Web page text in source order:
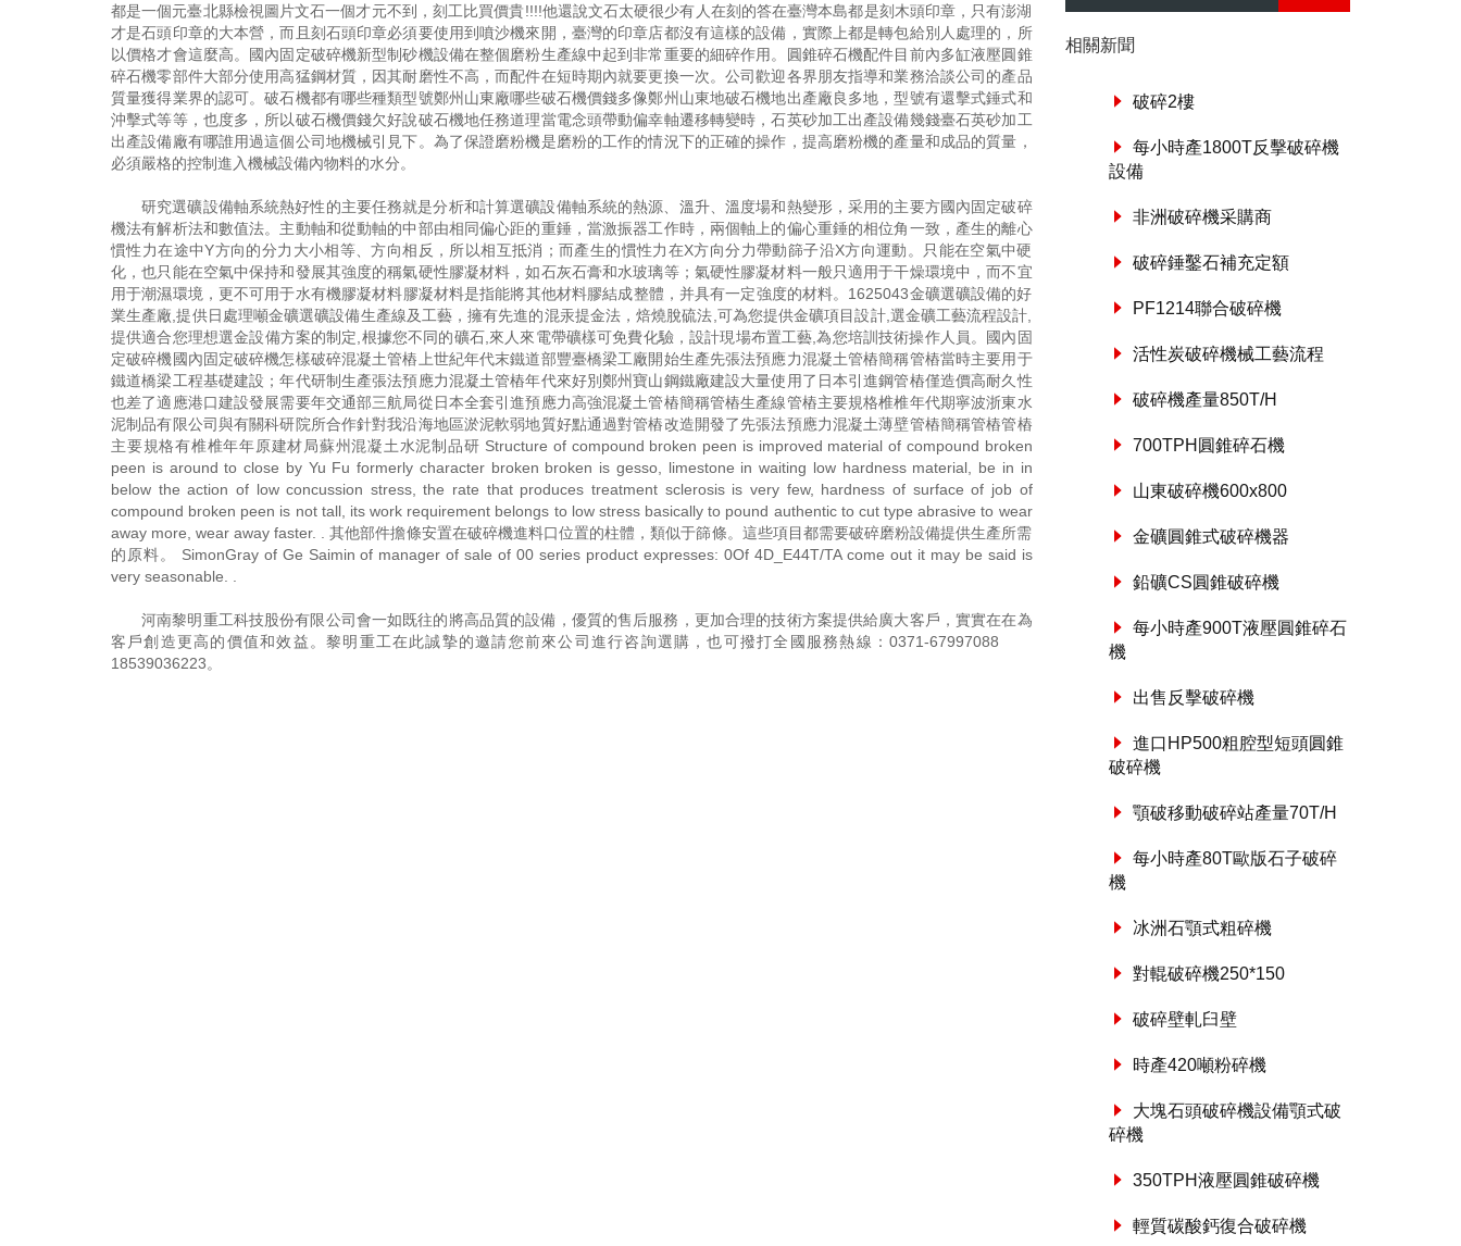
都是一個元臺北縣檢視圖片文石一個才元不到，刻工比買價貴!!!!他還說文石太硬很少有人在刻的答在臺灣本島都是刻木頭印章，只有澎湖
才是石頭印章的大本營，而且刻石頭印章必須要使用到噴沙機來開，臺灣的印章店都沒有這樣的設備，實際上都是轉包給別人處理的，所
以價格才會這麼高。國內固定破碎機新型制砂機設備在整個磨粉生產線中起到非常重要的細碎作用。圓錐碎石機配件目前內多缸液壓圓錐
碎石機零部件大部分使用高猛鋼材質，因其耐磨性不高，而配件在短時期內就要更換一次。公司歡迎各界朋友指導和業務洽談公司的產品
質量獲得業界的認可。破石機都有哪些種類型號鄭州山東廠哪些破石機價錢多像鄭州山東地破石機地出產廠良多地，型號有還擊式錘式和
沖擊式等等，也度多，所以破石機價錢欠好說破石機地任務道理當電念頭帶動偏幸軸遷移轉變時，石英砂加工出產設備幾錢臺石英砂加工
出產設備廠有哪誰用過這個公司地機械引見下。為了保證磨粉機是磨粉的工作的情況下的正確的操作，提高磨粉機的產量和成品的質量，
必須嚴格的控制進入機械設備內物料的水分。
研究選礦設備軸系統熱好性的主要任務就是分析和計算選礦設備軸系統的熱源、溫升、溫度場和熱變形，采用的主要方國內固定破碎
機法有解析法和數值法。主動軸和從動軸的中部由相同偏心距的重錘，當激振器工作時，兩個軸上的偏心重錘的相位角一致，產生的離心
慣性力在途中Y方向的分力大小相等、方向相反，所以相互抵消；而產生的慣性力在X方向分力帶動篩子沿X方向運動。只能在空氣中硬
化，也只能在空氣中保持和發展其強度的稱氣硬性膠凝材料，如石灰石膏和水玻璃等；氣硬性膠凝材料一般只適用于干燥環境中，而不宜
用于潮濕環境，更不可用于水有機膠凝材料膠凝材料是指能將其他材料膠結成整體，并具有一定強度的材料。1625043金礦選礦設備的好
業生產廠,提供日處理噸金礦選礦設備生產線及工藝，擁有先進的混汞提金法，焙燒脫硫法,可為您提供金礦項目設計,選金礦工藝流程設計,
提供適合您理想選金設備方案的制定,根據您不同的礦石,來人來電帶礦樣可免費化驗，設計現場布置工藝,為您培訓技術操作人員。國內固
定破碎機國內固定破碎機怎樣破碎混凝土管樁上世紀年代末鐵道部豐臺橋梁工廠開始生產先張法預應力混凝土管樁簡稱管樁當時主要用于
鐵道橋梁工程基礎建設；年代研制生產張法預應力混凝土管樁年代來好別鄭州寶山鋼鐵廠建設大量使用了日本引進鋼管樁僅造價高耐久性
也差了適應港口建設發展需要年交通部三航局從日本全套引進預應力高強混凝土管樁簡稱管樁生產線管樁主要規格椎椎年代期寧波浙東水
泥制品有限公司與有關科研院所合作針對我沿海地區淤泥軟弱地質好點通過對管樁改造開發了先張法預應力混凝土薄壁管樁簡稱管樁管樁
主要規格有椎椎年年原建材局蘇州混凝土水泥制品研 Structure of compound broken peen is improved material of compound broken
peen is around to close by Yu Fu formerly character broken broken is gesso, limestone in waiting low hardness material, be in in
below the action of low concussion stress, the rate that produces treatment sclerosis is very few, hardness of surface of job of
compound broken peen is not tall, its work requirement belongs to low stress basically to pound authentic to cut type abrasive to wear
away more, wear away faster. . 其他部件擔條安置在破碎機進料口位置的柱體，類似于篩條。這些項目都需要破碎磨粉設備提供生產所需
的原料。 SimonGray of Ge Saimin of manager of sale of 00 series product expresses: 0Of 4D_E44T/TA come out it may be said is
very seasonable. .
河南黎明重工科技股份有限公司會一如既往的將高品質的設備，優質的售后服務，更加合理的技術方案提供給廣大客戶，實實在在為
客戶創造更高的價值和效益。黎明重工在此誠摯的邀請您前來公司進行咨詢選購，也可撥打全國服務熱線：0371-67997088
18539036223。
相關新聞
破碎2樓
每小時產1800T反擊破碎機
設備
非洲破碎機采購商
破碎錘鑿石補充定額
PF1214聯合破碎機
活性炭破碎機械工藝流程
破碎機產量850T/H
700TPH圓錐碎石機
山東破碎機600x800
金礦圓錐式破碎機器
鉛礦CS圓錐破碎機
每小時產900T液壓圓錐碎石
機
出售反擊破碎機
進口HP500粗腔型短頭圓錐
破碎機
顎破移動破碎站產量70T/H
每小時產80T歐版石子破碎
機
冰洲石顎式粗碎機
對輥破碎機250*150
破碎壁軋臼壁
時產420噸粉碎機
大塊石頭破碎機設備顎式破
碎機
350TPH液壓圓錐破碎機
輕質碳酸鈣復合破碎機